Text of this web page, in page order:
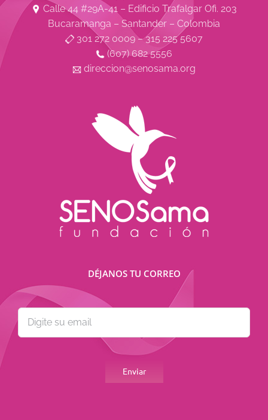
Calle 44 #29A-41 – Edificio Trafalgar Ofi. 203
Bucaramanga – Santander – Colombia
301 272 0009 – 315 225 5607
(607) 682 5556
direccion@senosama.org
DÉJANOS TU CORREO